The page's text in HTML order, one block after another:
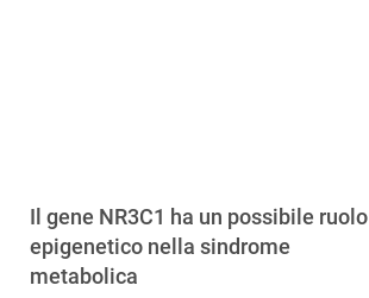
Il gene NR3C1 ha un possibile ruolo
epigenetico nella sindrome
metabolica